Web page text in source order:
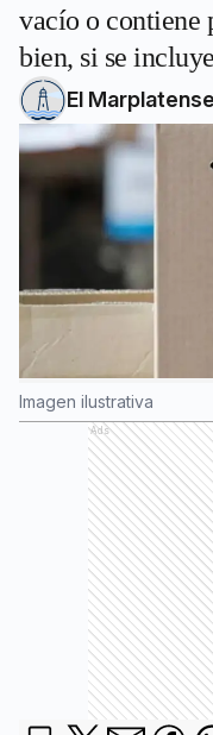
vacío o contiene
bien, si se
El Marplatense
Imagen ilustrativa
Ads